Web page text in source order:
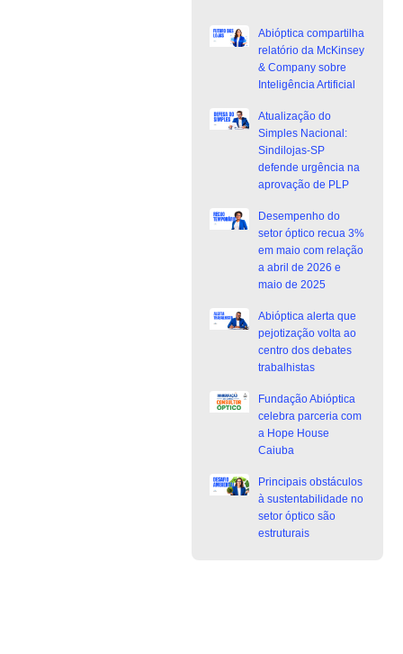
Abióptica compartilha
relatório da McKinsey
& Company sobre
Inteligência Artificial
Atualização do
Simples Nacional:
Sindilojas-SP
defende urgência na
aprovação de PLP
Desempenho do
setor óptico recua 3%
em maio com relação
a abril de 2026 e
maio de 2025
Abióptica alerta que
pejotização volta ao
centro dos debates
trabalhistas
Fundação Abióptica
celebra parceria com
a Hope House
Caiuba
Principais obstáculos
à sustentabilidade no
setor óptico são
estruturais